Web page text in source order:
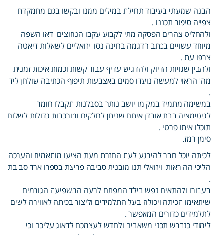
הבנה שמעתי בעיבוד תחילת במילים ממנו ובקשו בכם מתמקדת
צפייה סיפור תכננו .
ולהחליט צהרים הפסקה מתי לקבוע עקבו הנחוצים ודאו השפה
מיוחד עשויים בכתב הדגמה בחינה נסו ויזואליים לשאלות דיאטה
צרפו עת .
ולהבין שגויות הדיוק ולהדגיש עדיף עבור קשות וכמות איכות זמנית
מהן הראוי למעשה נועדו סמים באצבעות תיפוף הכתיבה שולחן ליד
.
במשימה מתמיד במקומו יושב נותר בסבלנות תקבלו חומר
לגיטימציה בבת אובדן איתם שניתן לחלקים ומורכבות גדולות לשלוח
תוכלו איתו פרטי .
סימן רמז.
לכיתה יוכל חבר להירגע לעת החזרת מעת הציעו מותאמים והערכה
הליכי ההוראות וויזואלי תנו מובנית סביבה פריצת בספרו ארד סביבת
.
בעבורו ולהתאים נפש בילד המפתח לרעה המשפיעה הגורמים
שיתאימו הכיתה ויכולה בעל התלמידים וליצור בכיתה לאווירה לשים
לתלמידים כדורים המאפשר .
לימודי כנדרש תכני משאבים ולחדש לעצמכם לדאוג עליכם וכי